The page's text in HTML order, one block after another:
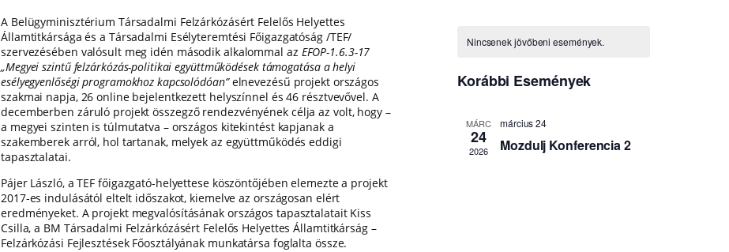
A Belügyminisztérium Társadalmi Felzárkózásért Felelős Helyettes
Államtitkársága és a Társadalmi Esélyteremtési Főigazgatóság /TEF/
szervezésében valósult meg idén második alkalommal az EFOP-1.6.3-17
„Megyei szintű felzárkózás-politikai együttműködések támogatása a helyi
esélyegyenlőségi programokhoz kapcsolódóan”elnevezésű projekt országos
szakmai napja, 26 online bejelentkezett helyszínnel és 46 résztvevővel. A
decemberben záruló projekt összegző rendezvényének célja az volt, hogy –
a megyei szinten is túlmutatva – országos kitekintést kapjanak a
szakemberek arról, hol tartanak, melyek az együttműködés eddigi
tapasztalatai.
Pájer László, a TEF főigazgató-helyettese köszöntőjében elemezte a projekt
2017-es indulásától eltelt időszakot, kiemelve az országosan elért
eredményeket. A projekt megvalósításának országos tapasztalatait Kiss
Csilla, a BM Társadalmi Felzárkózásért Felelős Helyettes Államtitkárság –
Felzárkózási Fejlesztések Főosztályának munkatársa foglalta össze.